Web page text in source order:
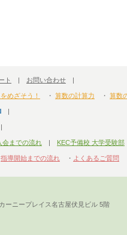
ト | お問い合わせ |
めざそう！ ・ 算数の計算力 ・ 算数
|
会までの流れ | KEC予備校 大学受験部
指導開始までの流れ ・ よくあるご質問
ニープレイス名古屋伏見ビル 5階